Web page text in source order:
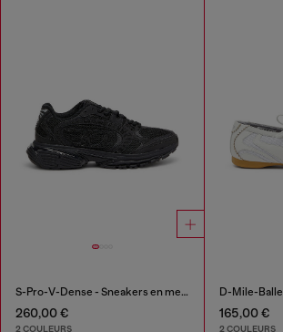
S-Pro-V-Dense - Sneakers en mesh avec cristaux
260,00 €
2 COULEURS
165,00 €
2 COULEURS